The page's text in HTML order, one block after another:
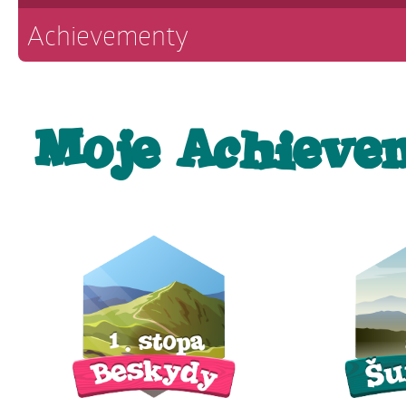
Achievementy
Moje